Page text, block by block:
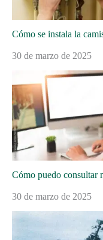
Cómo se instala la
30 de marzo de 2025
Cómo puedo consultar
30 de marzo de 2025